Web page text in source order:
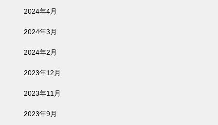
2024年4月
2024年3月
2024年2月
2023年12月
2023年11月
2023年9月